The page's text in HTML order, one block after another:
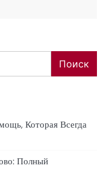
Поиск
Которая Всегда
Полный